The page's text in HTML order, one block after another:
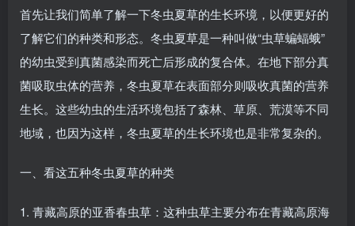
首先让我们简单了解一下冬虫夏草的生长环境，以便更好的
了解它们的种类和形态。冬虫夏草是一种叫做“虫草蝙蝠蛾”
的幼虫受到真菌感染而死亡后形成的复合体。在地下部分真
菌吸取虫体的营养，冬虫夏草在表面部分则吸收真菌的营养
生长。这些幼虫的生活环境包括了森林、草原、荒漠等不同
地域，也因为这样，冬虫夏草的生长环境也是非常复杂的。
一、看这五种冬虫夏草的种类
1. 青藏高原的亚香春虫草：这种虫草主要分布在青藏高原海